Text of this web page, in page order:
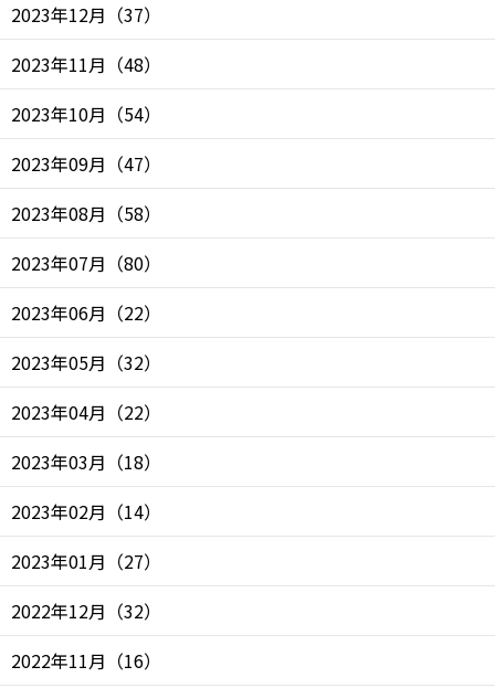
2023年12月 （37）
2023年11月 （48）
2023年10月 （54）
2023年09月 （47）
2023年08月 （58）
2023年07月 （80）
2023年06月 （22）
2023年05月 （32）
2023年04月 （22）
2023年03月 （18）
2023年02月 （14）
2023年01月 （27）
2022年12月 （32）
2022年11月 （16）